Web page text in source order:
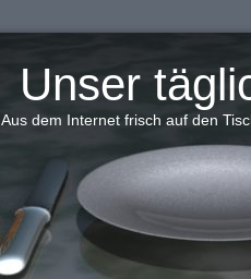
Unser
Aus dem Internet frisch auf den